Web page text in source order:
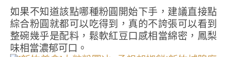
如果不知道該點哪種粉圓開始下手，建議直接點
綜合粉圓就都可以吃得到，真的不誇張可以看到
整碗幾乎是配料，鬆軟紅豆口感相當綿密，鳳梨
味相當濃郁可口。